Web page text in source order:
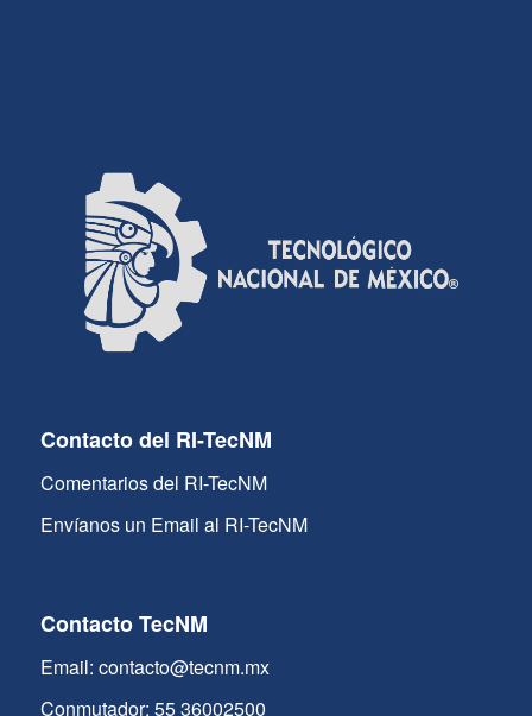
Contacto del RI-TecNM
Comentarios del RI-TecNM
Envíanos un Email al RI-TecNM
Contacto TecNM
Email: contacto@tecnm.mx
Conmutador: 55 36002500